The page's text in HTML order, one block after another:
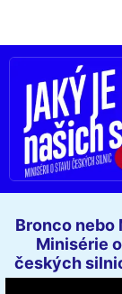
Bronco nebo
Minisérie
českých